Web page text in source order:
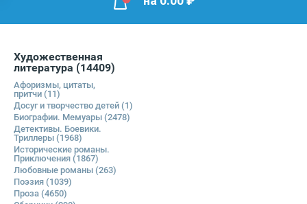
Художественная
литература (14409)
Афоризмы, цитаты,
притчи (11)
Досуг и творчество детей (1)
Биографии. Мемуары (2478)
Детективы. Боевики.
Триллеры (1968)
Исторические романы.
Приключения (1867)
Любовные романы (263)
Поэзия (1039)
Проза (4650)